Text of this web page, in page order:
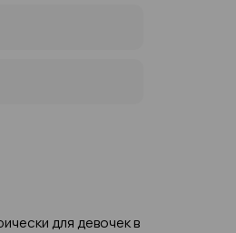
для девочек в